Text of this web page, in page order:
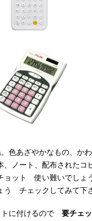
色あざやかなもの、か
ノート、配布されたコ
ョット 使い難いでしょ
チェックしてみて下さ
トに付けるので 要チェッ